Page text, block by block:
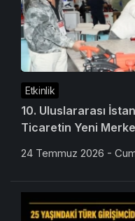
Etkinlik
10. Uluslararası
Ticaretin Yeni
24 Temmuz 2026 -